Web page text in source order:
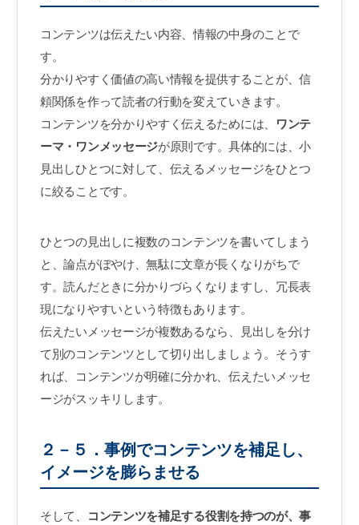
コンテンツは伝えたい内容、情報の中身のことで
す。
分かりやすく価値の高い情報を提供することが、信
頼関係を作って読者の行動を変えていきます。
コンテンツを分かりやすく伝えるためには、
ワンテ
ーマ・ワンメッセージが原則です。具体的には、小
見出しひとつに対して、伝えるメッセージをひとつ
に絞ることです。
ひとつの見出しに複数のコンテンツを書いてしまう
と、論点がぼやけ、無駄に文章が長くなりがちで
す。読んだときに分かりづらくなりますし、冗長表
現になりやすいという特徴もあります。
伝えたいメッセージが複数あるなら、見出しを分け
て別のコンテンツとして切り出しましょう。そうす
れば、コンテンツが明確に分かれ、伝えたいメッセ
ージがスッキリします。
２－５．事例でコンテンツを補足し、
イメージを膨らませる
そして、
コンテンツを補足する役割を持つのが、事